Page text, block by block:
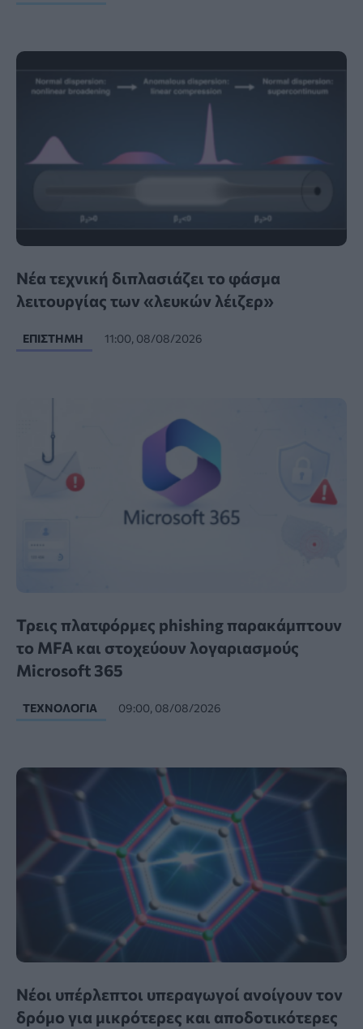
Νέα τεχνική διπλασιάζει το φάσμα
λειτουργίας των «λευκών λέιζερ»
ΕΠΙΣΤΉΜΗ 11:00, 08/08/2026
Τρεις πλατφόρμες phishing παρακάμπτουν
το MFA και στοχεύουν λογαριασμούς
Microsoft 365
ΤΕΧΝΟΛΟΓΊΑ 09:00, 08/08/2026
Νέοι υπέρλεπτοι υπεραγωγοί ανοίγουν τον
δρόμο για μικρότερες και αποδοτικότερες